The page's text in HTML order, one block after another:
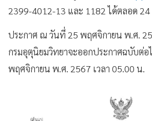
2399-4012-13 และ 1182 ได้ตลอด 24
ประกาศ ณ วันที่ 25 พฤศจิกายน พ.ศ.
กรมอุตุนิยมวิทยาจะออกประกาศฉบับต่
พฤศจิกายน พ.ศ. 2567 เวลา 05.00 น.